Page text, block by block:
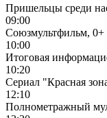
Пришельцы среди
09:00
Союзмультфильм, 0+
10:00
Итоговая
10:20
Сериал "Красная
12:10
Полнометражный